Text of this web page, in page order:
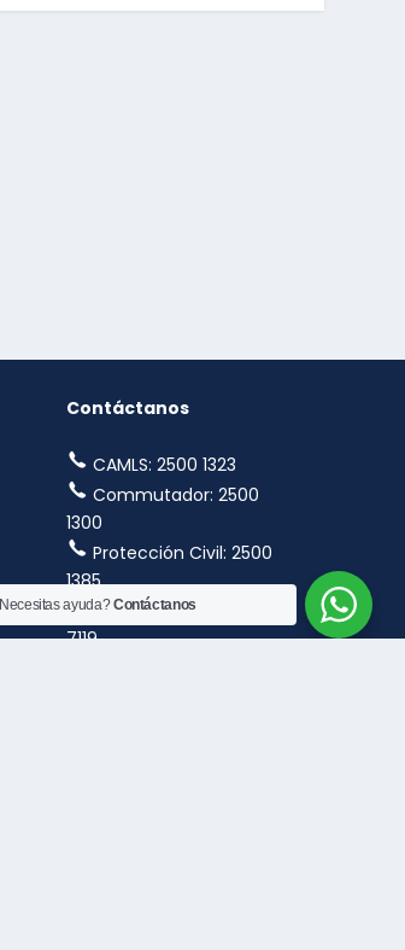
Contáctanos
CAMLS: 2500 1323
Commutador: 2500
1300
Protección Civil: 2500
1385
WhatsApp CAMLS: 7919
7119
Necesitas ayuda?Contáctanos